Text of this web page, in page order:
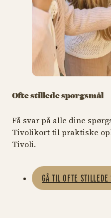
Ofte stillede spørgsmål
Få svar på alle dine
Tivolikort til praktiske
Tivoli.
GÅ TIL OFTE